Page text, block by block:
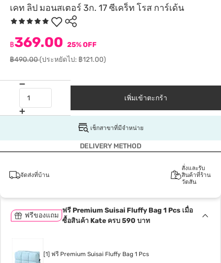
เคท ลิป มอนสเตอร์ 3ก. 17 ซีเคร็ท โรส การ์เด้น
฿369.00 25% OFF
฿490.00(ประหยัดไป: ฿121.00)
เพิ่มเข้าตะกร้า
เช็กสาขาที่มีจำหน่าย
DELIVERY METHOD
จัดส่งที่บ้าน
สั่งและรับ
สินค้าที่ร้าน
วัตสัน
ฟรีของแถม
ฟรี Premium Suisai Fluffy Bag 1 Pcs เมื่อ
ซื้อสินค้า Kate ครบ 590 บาท
[1] ฟรี Premium Suisai Fluffy Bag 1 Pcs